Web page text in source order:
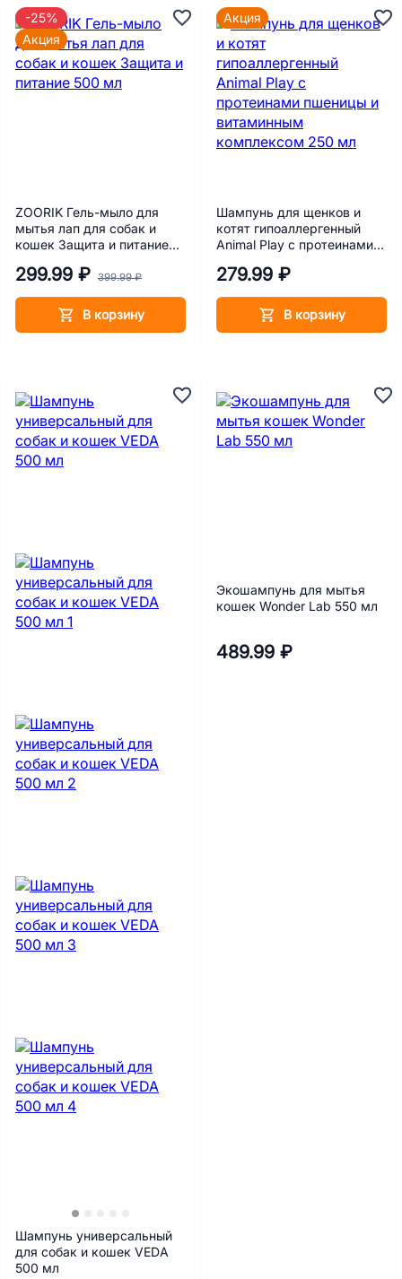
ZOORIK Гель-мыло для
мытья лап для собак и
кошек Защита и питание
299.99 ₽ 399.99 ₽
В корзину
-25%
Акция
Шампунь для щенков и
котят гипоаллергенный
Animal Play с протеинами
комплексом 250 мл
279.99 ₽
В корзину
Акция
Шампунь универсальный
для собак и кошек VEDA
500 мл
Экошампунь для мытья
кошек Wonder Lab 550 мл
489.99 ₽